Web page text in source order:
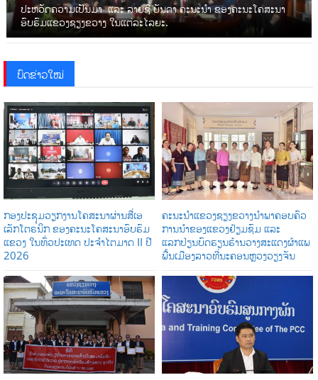
ປະຫວັດຄວາມເປັນມາ ແລະ ລາຍຊື່ ບັນດາ ຄະນະນຳ ຂອງຄະນະໂຄສະນາ
ອົບຮົມແຂວງຊຽງຂວາງ ໃນແຕ່ລະໄລຍະ.
ບົດຂ່າວໃໝ່
ກອງປະຊຸມວຽກງານໂຄສະນາຜ່ານສື່ເອ
ເລັກໂຕຣນິກ ຂອງຄະນະໂຄສະນາອົບຮົມ
ແຂວງ ໃນທົ່ວປະເທດ ປະຈໍາໄຕມາດ II ປີ
2026
ຄະນະນຳແຂວງຊຽງຂວາງນຳພາຄອບຄົວ
ການນໍາຂອງແຂວງຢ້ຽມຊົມ ແລະ
ແລກປ່ຽນບົດຮຽນຮ້ານວາງສະແດງຜ້າແພ
ພື້ນເມືອງລາວທີ່ນະຄອນຫຼວງວຽງຈັນ